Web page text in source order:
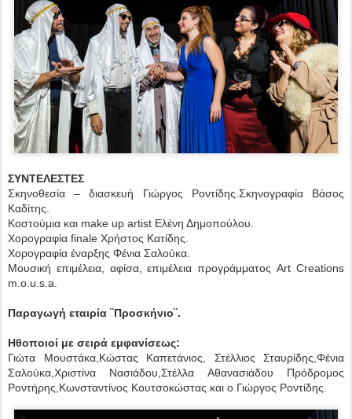
ΣΥΝΤΕΛΕΣΤΕΣ
Σκηνοθεσία – διασκευή Γιώργος Ροντίδης.Σκηνογραφία Βάσος
Καδίτης.
Κοστούμια και make up artist Ελένη Δημοπούλου.
Xορογραφία finale Χρήστος Κατίδης.
Xoρογραφία έναρξης Φένια Σαλούκα.
Μουσική επιμέλεια, αφίσα, επιμέλεια προγράμματος Art Creations
m.o.u.s.a.
Παραγωγή εταιρία ¨Προσκήνιο¨.
Ηθοποιοί με σειρά εμφανίσεως:
Γιώτα Μουστάκα,Κώστας Καπετάνιος, Στέλλιος Σταυρίδης,Φένια
Σαλούκα,Χριστίνα Νασιάδου,Στέλλα Αθανασιάδου Πρόδρομος
Ροντήρης,Κωνσταντίνος Κουτσοκώστας και ο Γιώργος Ροντίδης.